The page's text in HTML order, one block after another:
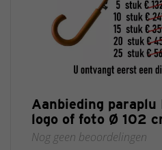
Aanbieding
logo of foto Ø 102
Nog geen beoordelingen